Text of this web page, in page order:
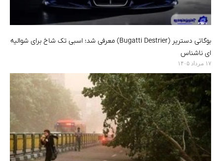
بوگاتی دستریر (Bugatti Destrier) معرفی شد؛ اسبی تک شاخ برای شوالیه
ای ناشناس
۱۷ مرداد ۱۴۰۵